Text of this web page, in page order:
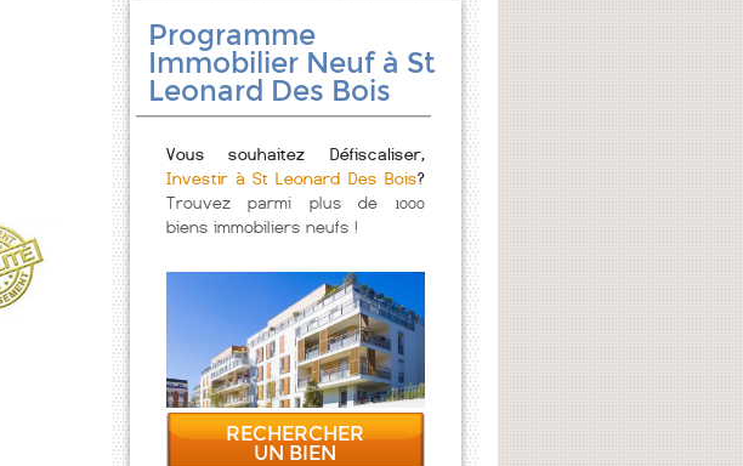
Programme
Immobilier Neuf à St
Leonard Des Bois
Vous souhaitez Défiscaliser,
Investir à St Leonard Des Bois?
Trouvez parmi plus de 1000
biens immobiliers neufs !
RECHERCHER
UN BIEN